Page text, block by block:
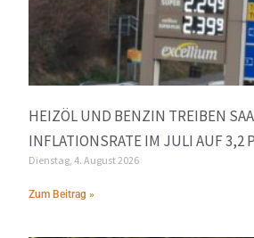
HEIZÖL UND BENZIN TREIBEN
INFLATIONSRATE IM JULI AUF 3,2
Dienstag, 4. August 2026
Zum Beitrag »